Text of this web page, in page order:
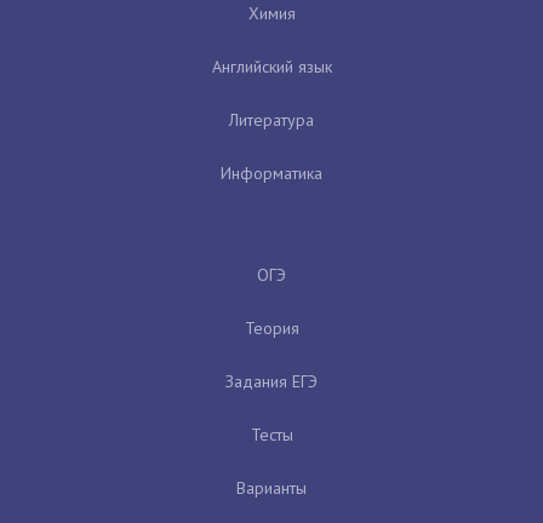
Химия
Английский язык
Литература
Информатика
ОГЭ
Теория
Задания ЕГЭ
Тесты
Варианты